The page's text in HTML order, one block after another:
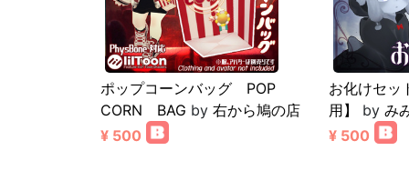
ポップコーンバッグ POP
CORN BAG by 右から鳩の店
¥ 500
お化けセッ
用】
by み
¥ 500